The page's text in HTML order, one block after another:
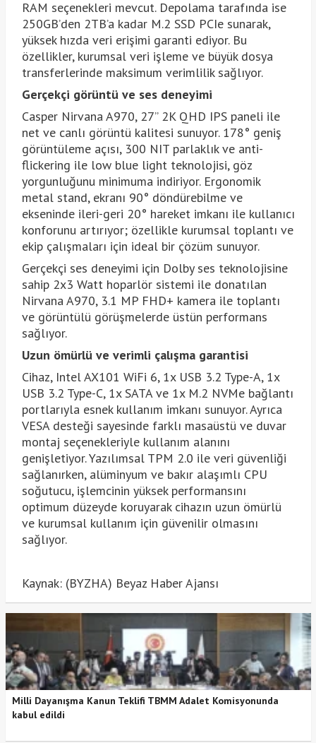
RAM seçenekleri mevcut. Depolama tarafında ise
250GB’den 2TB’a kadar M.2 SSD PCIe sunarak,
yüksek hızda veri erişimi garanti ediyor. Bu
özellikler, kurumsal veri işleme ve büyük dosya
transferlerinde maksimum verimlilik sağlıyor.
Gerçekçi görüntü ve ses deneyimi
Casper Nirvana A970, 27” 2K QHD IPS paneli ile
net ve canlı görüntü kalitesi sunuyor. 178° geniş
görüntüleme açısı, 300 NIT parlaklık ve anti-
flickering ile low blue light teknolojisi, göz
yorgunluğunu minimuma indiriyor. Ergonomik
metal stand, ekranı 90° döndürebilme ve
ekseninde ileri-geri 20° hareket imkanı ile kullanıcı
konforunu artırıyor; özellikle kurumsal toplantı ve
ekip çalışmaları için ideal bir çözüm sunuyor.
Gerçekçi ses deneyimi için Dolby ses teknolojisine
sahip 2x3 Watt hoparlör sistemi ile donatılan
Nirvana A970, 3.1 MP FHD+ kamera ile toplantı
ve görüntülü görüşmelerde üstün performans
sağlıyor.
Uzun ömürlü ve verimli çalışma garantisi
Cihaz, Intel AX101 WiFi 6, 1x USB 3.2 Type-A, 1x
USB 3.2 Type-C, 1x SATA ve 1x M.2 NVMe bağlantı
portlarıyla esnek kullanım imkanı sunuyor. Ayrıca
VESA desteği sayesinde farklı masaüstü ve duvar
montaj seçenekleriyle kullanım alanını
genişletiyor. Yazılımsal TPM 2.0 ile veri güvenliği
sağlanırken, alüminyum ve bakır alaşımlı CPU
soğutucu, işlemcinin yüksek performansını
optimum düzeyde koruyarak cihazın uzun ömürlü
ve kurumsal kullanım için güvenilir olmasını
sağlıyor.
Kaynak: (BYZHA) Beyaz Haber Ajansı
Milli Dayanışma Kanun Teklifi TBMM Adalet Komisyonunda
kabul edildi